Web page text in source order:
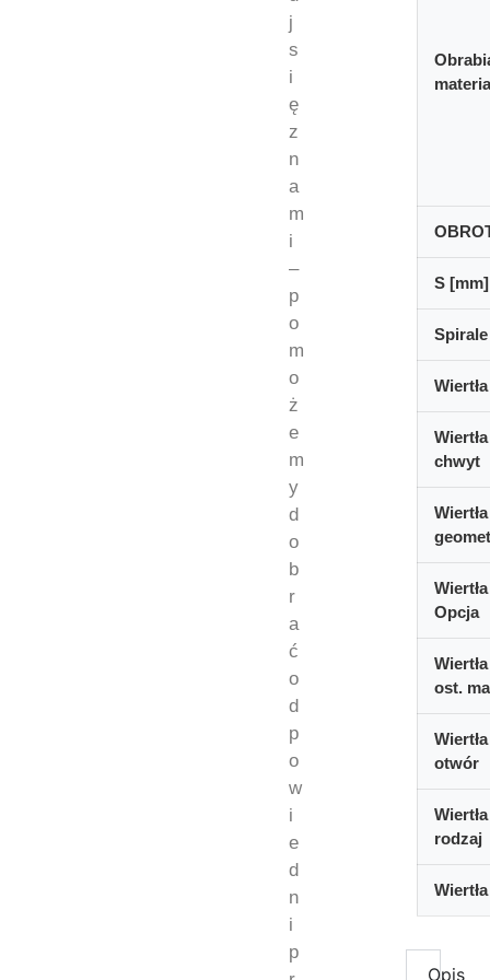
j
s
i
ę
z
n
a
m
i
–
p
o
m
o
ż
e
m
y
d
o
b
r
a
ć
o
d
p
o
w
i
e
d
n
i
p
S [mm]
Spirale
Wiertła
Wiertła
chwyt
Wiertła
Wiertła
Opcja
Wiertła
ost.
Wiertła
otwór
Wiertła
rodzaj
Opis